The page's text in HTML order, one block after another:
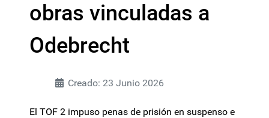
obras vinculadas a
Odebrecht
Creado: 23 Junio 2026
El TOF 2 impuso penas de prisión en suspenso e